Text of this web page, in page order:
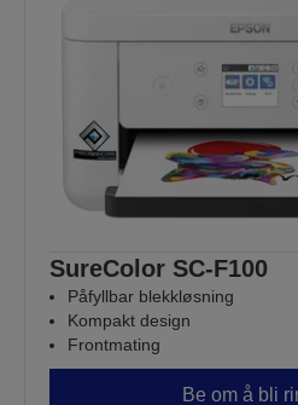
SureColor SC-F100
Påfyllbar blekkløsning
Kompakt design
Frontmating
Be om å bli